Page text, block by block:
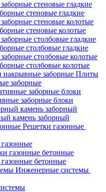
стеновые гладкие
стеновые колотые
столбовые гладкие
столбовые колотые
Плиты
заборные
заборные блоки
камень заборный
Решетки газонные
бетонные
Инженерные системы